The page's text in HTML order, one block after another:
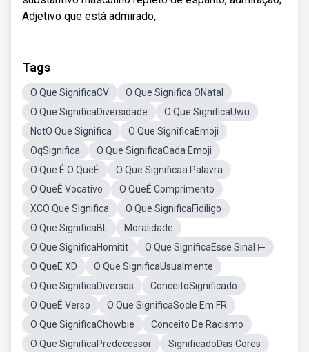
Adjetivo que está admirado,.
Tags
O Que SignificaCV
O Que Significa ONatal
O Que SignificaDiversidade
O Que SignificaUwu
NotO Que Significa
O Que SignificaEmoji
OqSignifica
O Que SignificaCada Emoji
O Que É O QueÉ
O Que Significaa Palavra
O QueÉ Vocativo
O QueÉ Comprimento
XCO Que Significa
O Que SignificaFidiligo
O Que SignificaBL
Moralidade
O Que SignificaHomitit
O Que SignificaEsse Sinal ⊢
O QueE XD
O Que SignificaUsualmente
O Que SignificaDiversos
ConceitoSignificado
O QueÉ Verso
O Que SignificaSocle Em FR
O Que SignificaChowbie
Conceito De Racismo
O Que SignificaPredecessor
SignificadoDas Cores